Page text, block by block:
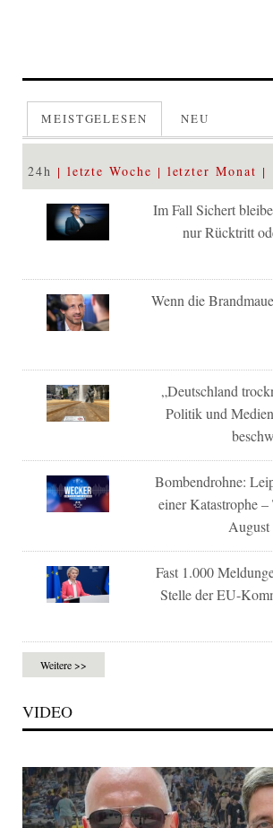
MEISTGELESEN NEU
24h letzte Woche letzter Monat
Im Fall Sichert
nur Rücktritt
Wenn die
„Deutschland
Politik und
Bombendrohne:
einer Katastrophe
August
Fast 1.000
Stelle der EU-
Weitere >>
VIDEO